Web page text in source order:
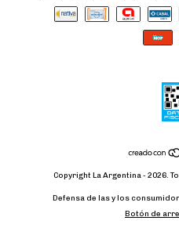
Copyright La Argentina - 2026.
Defensa de las y los
Botón de